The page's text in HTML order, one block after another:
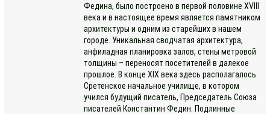
Федина, было построено в первой половине XVIII
века и в настоящее время является памятником
архитектуры и одним из старейших в нашем
городе. Уникальная сводчатая архитектура,
анфиладная планировка залов, стены метровой
толщины – переносят посетителей в далекое
прошлое. В конце XIX века здесь располагалось
Сретенское начальное училище, в котором
учился будущий писатель, Председатель Союза
писателей Константин Федин. Подлинные